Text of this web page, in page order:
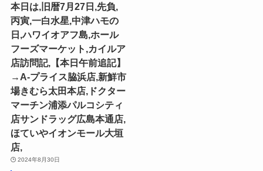
本日は,旧暦7月27日,先負,
丙寅,一白水星,中津ハモの
日,ハワイオアフ島,ホール
フーズマーケット,カイルア
店訪問記,【本日午前追記】
→A-プライス脇浜店,新鮮市
場きむら太田本店,ドクター
マーチン浦添パルコシティ
店サンドラッグ広島本通店,
ほていやイオンモール大垣
店,
2024年8月30日